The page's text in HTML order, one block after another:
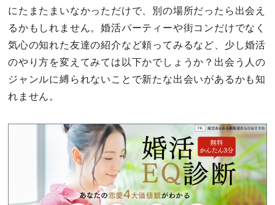
にたまたまいなかっただけで、別の場所だったら出会え
るかもしれません。婚活パーティーや街コンだけでなく
気心の知れた友達の紹介など頼ってみるなど、少し婚活
のやり方を変えてみては以下かでしょうか？出会う人の
ジャンルに縛られないことで新たな出会いがあるかも知
れません。